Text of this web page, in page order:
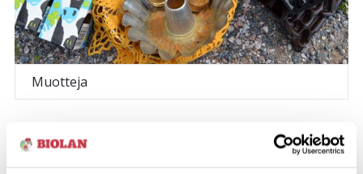
Muotteja